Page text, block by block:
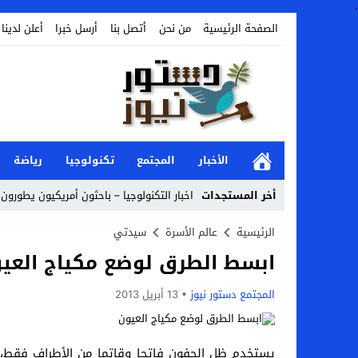
.
الصفحة الرئيسية
من نحن أتصل بنا أرسل خبرا أعلن لدينا
الأخبار المجتمع تكنولوجيا رياضة
أخر المستجدات اخبار التكنولوجيا – باحثون أمريكيون
أخبار الفن – ب الفن – إسعاد يونس: عادل
اراء و اقلام الدستور – بعد ست سنوات من
مال و اعمال – تراجع السندات الخليجية
اخبار العرب – الكويت: وفاة عامل نتيجة
عالم الجريمة – بالصور: إسبانيا تلغي حالة
الرئيسية عالم الأسرة سيدتي
ابسط الطرق لوضع مكياج
المجتمع دستور نيوز 13 أبريل 2013
يستخدم ظل الجفون فاتحا وقاتما من الأطراف